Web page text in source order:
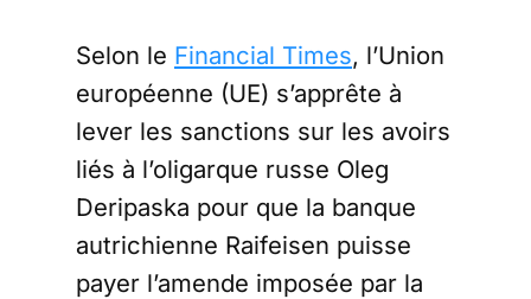
Selon le Financial Times, l’Union
européenne (UE) s’apprête à
lever les sanctions sur les avoirs
liés à l’oligarque russe Oleg
Deripaska pour que la banque
autrichienne Raifeisen puisse
payer l’amende imposée par la